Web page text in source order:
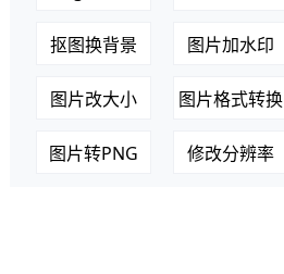
抠图换背景 图片加水印
图片改大小 图片格式转换
图片转PNG 修改分辨率